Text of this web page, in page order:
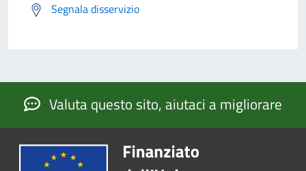
Segnala disservizio
Valuta questo sito, aiutaci a migliorare